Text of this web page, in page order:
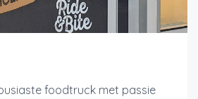
foodtruck met passie